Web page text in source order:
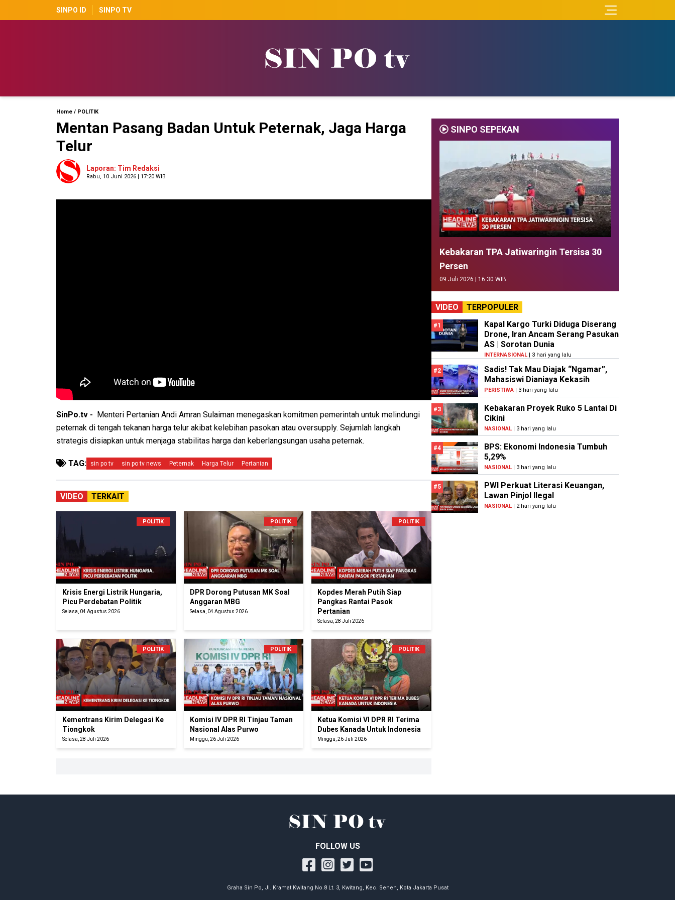
SINPO ID SINPO TV
Home / POLITIK
Mentan Pasang Badan Untuk Peternak, Jaga Harga
Telur
Laporan: Tim Redaksi
Rabu, 10 Juni 2026 | 17:20 WIB
SinPo.tv -
Menteri Pertanian Andi Amran Sulaiman menegaskan komitmen pemerintah untuk melindungi
peternak di tengah tekanan harga telur akibat kelebihan pasokan atau oversupply. Sejumlah langkah
strategis disiapkan untuk menjaga stabilitas harga dan keberlangsungan usaha peternak.
TAG: sin po tv sin po tv news Peternak Harga Telur Pertanian
VIDEO TERKAIT
POLITIK
Krisis Energi Listrik Hungaria,
Picu Perdebatan Politik
Selasa, 04 Agustus 2026
POLITIK
DPR Dorong Putusan MK Soal
Anggaran MBG
Selasa, 04 Agustus 2026
POLITIK
Kopdes Merah Putih Siap
Pangkas Rantai Pasok
Pertanian
Selasa, 28 Juli 2026
POLITIK
Kementrans Kirim Delegasi Ke
Tiongkok
Selasa, 28 Juli 2026
POLITIK
Komisi IV DPR RI Tinjau Taman
Nasional Alas Purwo
Minggu, 26 Juli 2026
POLITIK
Ketua Komisi VI DPR RI Terima
Dubes Kanada Untuk Indonesia
Minggu, 26 Juli 2026
SINPO SEPEKAN
Kebakaran TPA Jatiwaringin Tersisa 30
Persen
09 Juli 2026 | 16:30 WIB
VIDEO TERPOPULER
#1
Kapal Kargo Turki Diduga Diserang
Drone, Iran Ancam Serang Pasukan
AS | Sorotan Dunia
INTERNASIONAL| 3 hari yang lalu
#2
Sadis! Tak Mau Diajak “Ngamar”,
Mahasiswi Dianiaya Kekasih
PERISTIWA| 3 hari yang lalu
#3
Kebakaran Proyek Ruko 5 Lantai Di
Cikini
NASIONAL| 3 hari yang lalu
#4
BPS: Ekonomi Indonesia Tumbuh
5,29%
NASIONAL| 3 hari yang lalu
#5
PWI Perkuat Literasi Keuangan,
Lawan Pinjol Ilegal
NASIONAL| 2 hari yang lalu
FOLLOW US
Graha Sin Po, Jl. Kramat Kwitang No.8 Lt. 3, Kwitang, Kec. Senen, Kota Jakarta Pusat